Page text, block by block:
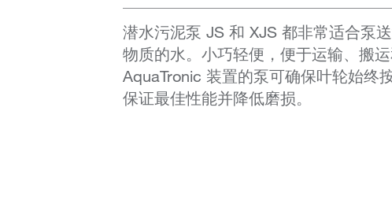
潜水污泥泵 JS 和 XJS 都非常适合泵
物质的水。小巧轻便，便于运输、搬
AquaTronic 装置的泵可确保叶轮始终
保证最佳性能并降低磨损。